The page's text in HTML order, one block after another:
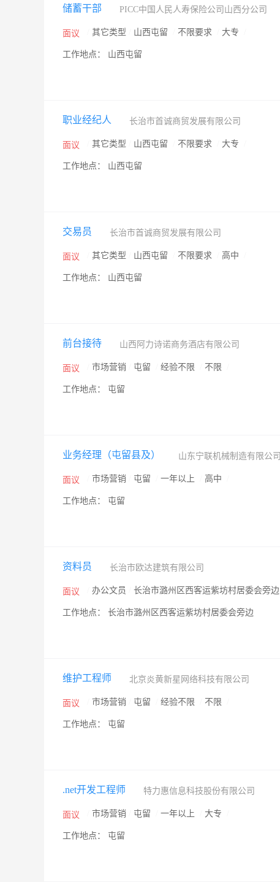
储蓄干部 PICC中国人民人寿保险公司山西分公司
面议 其它类型 山西屯留 不限要求 大专
工作地点： 山西屯留
职业经纪人 长治市首诚商贸发展有限公司
面议 其它类型 山西屯留 不限要求 大专
工作地点： 山西屯留
交易员 长治市首诚商贸发展有限公司
面议 其它类型 山西屯留 不限要求 高中
工作地点： 山西屯留
前台接待 山西阿力诗诺商务酒店有限公司
面议 市场营销 屯留 经验不限 不限
工作地点： 屯留
业务经理（屯留县及） 山东宁联机械制造有限公司
面议 市场营销 屯留 一年以上 高中
工作地点： 屯留
资料员 长治市欧达建筑有限公司
面议 办公文员 长治市潞州区西客运紫坊村居委会旁边
工作地点： 长治市潞州区西客运紫坊村居委会旁边
维护工程师 北京炎黄新星网络科技有限公司
面议 市场营销 屯留 经验不限 不限
工作地点： 屯留
.net开发工程师 特力惠信息科技股份有限公司
面议 市场营销 屯留 一年以上 大专
工作地点： 屯留